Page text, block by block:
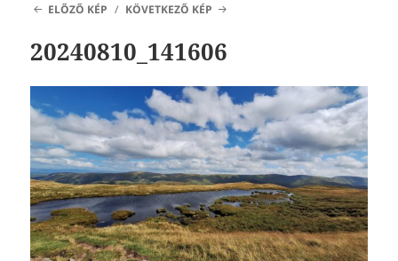
ELŐZŐ KÉP KÖVETKEZŐ KÉP
20240810_141606